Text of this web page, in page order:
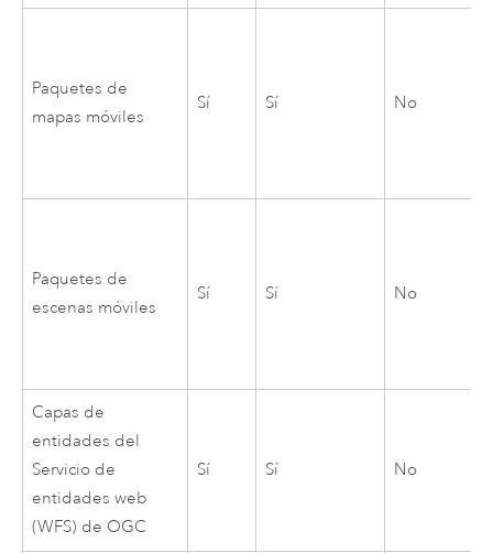
Paquetes de
mapas móviles
Sí Sí No
Paquetes de
escenas móviles
Sí Sí No
Capas de
entidades del
Servicio de
entidades web
(WFS) de OGC
Sí Sí No